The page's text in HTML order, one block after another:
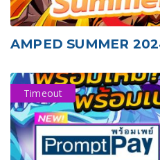
AMPED SUMMER
Timeout